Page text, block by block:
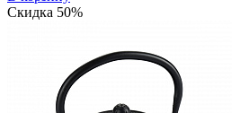
Скидка 50%